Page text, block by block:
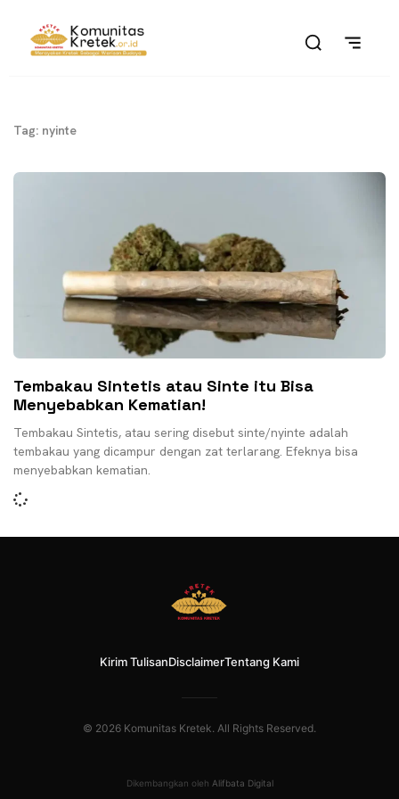
Tag: nyinte
Tembakau Sintetis atau Sinte itu Bisa
Menyebabkan Kematian!
Tembakau Sintetis, atau sering disebut sinte/nyinte adalah
tembakau yang dicampur dengan zat terlarang. Efeknya bisa
menyebabkan kematian.
Kirim TulisanDisclaimerTentang Kami
© 2026 Komunitas Kretek. All Rights Reserved.
Dikembangkan oleh Alifbata Digital